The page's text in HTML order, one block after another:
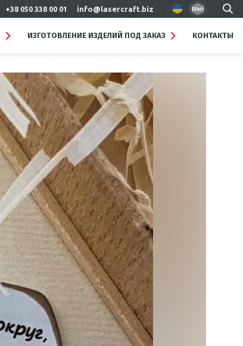
+38 050 338 00 01 info@lasercraft.biz язык
ИЗГОТОВЛЕНИЕ ИЗДЕЛИЙ ПОД ЗАКАЗ
Подробнее
Брелки металлические
Изделия лазерной резки и
гравировки на заказ для
кафе, отелей, ресторанов
Таблички, шильды,
накладки
Сувенирная продукция и
КОНТАКТЫ